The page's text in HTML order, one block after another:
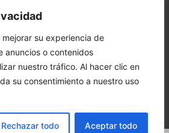
su experiencia de
anuncios o contenidos
nuestro tráfico. Al hacer clic en
su consentimiento a nuestro uso
Rechazar todo Aceptar todo
10:00-13:30 y 17:00-20:00 – Sáb de
10:00-13:30
2021 © Todos los derechos